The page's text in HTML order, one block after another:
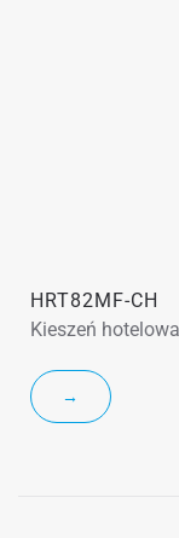
HRT82MF-CH
Kieszeń
→